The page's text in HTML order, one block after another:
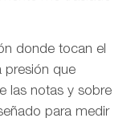
donde tocan el
presión que
las notas y sobre
para medir